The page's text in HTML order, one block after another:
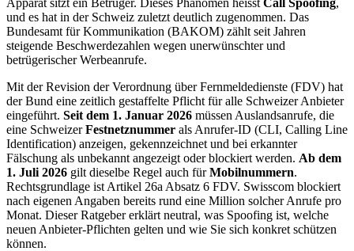
und es hat in der Schweiz zuletzt deutlich zugenommen. Das
Bundesamt für Kommunikation (BAKOM) zählt seit Jahren
steigende Beschwerdezahlen wegen unerwünschter und
betrügerischer Werbeanrufe.
Mit der Revision der Verordnung über Fernmeldedienste (FDV) hat
der Bund eine zeitlich gestaffelte Pflicht für alle Schweizer Anbieter
eingeführt. Seit dem 1. Januar 2026 müssen Auslandsanrufe, die
eine SchweizerFestnetznummer als Anrufer-ID (CLI, Calling Line
Identification) anzeigen, gekennzeichnet und bei erkannter
Fälschung als unbekannt angezeigt oder blockiert werden. Ab dem
1. Juli 2026 gilt dieselbe Regel auch fürMobilnummern.
Rechtsgrundlage ist Artikel 26a Absatz 6 FDV. Swisscom blockiert
nach eigenen Angaben bereits rund eine Million solcher Anrufe pro
Monat. Dieser Ratgeber erklärt neutral, was Spoofing ist, welche
neuen Anbieter-Pflichten gelten und wie Sie sich konkret schützen
können.